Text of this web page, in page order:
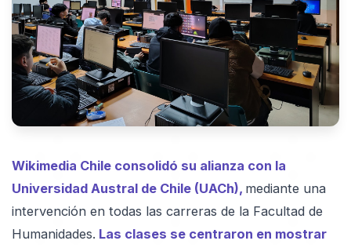
Wikimedia Chile consolidó su alianza con la
Universidad Austral de Chile (UACh), mediante una
intervención en todas las carreras de la Facultad de
Humanidades. Las clases se centraron en mostrar